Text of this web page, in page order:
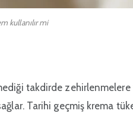
kullanılır mi
takdirde
Tarihi geçmiş krema